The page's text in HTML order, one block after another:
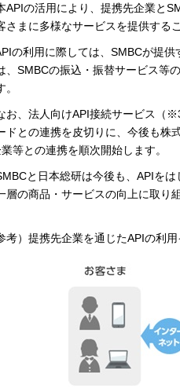
の活用により、提携先企業と
さまに多様なサービスを提供する
の利用に際しては、SMBCが提供
、SMBCの振込・振替サービス等
。
、法人向けAPI接続サービス（
ドとの連携を皮切りに、今後も株
等との連携を順次開始します。
と日本総研は今後も、APIをは
層の商品・サービスの向上に取り
考）提携先企業を通じたAPIの利